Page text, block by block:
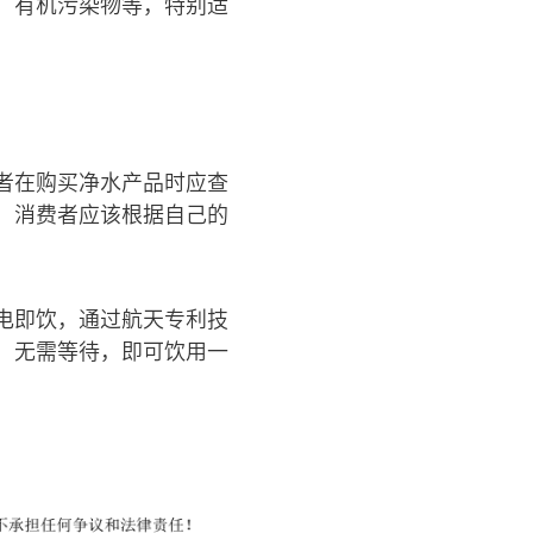
在购买净水产品时应查
消费者应该根据自己的
即饮，通过航天专利技
无需等待，即可饮用一